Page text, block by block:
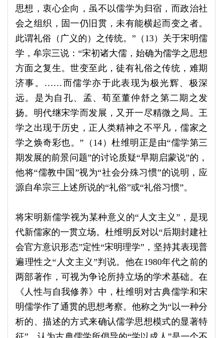
思想，衷心企向，虽不以儒学为归宿，而政治社
会之组织，固一仍旧贯，未有能横起而变之者。
此谓礼俗（广义的）之传统。”（13）关于宋明儒
学，牟宗三说：“宋初诸大儒，始确为儒学之思想
方面之复生。世变至此，徒有礼俗之传统，难期
济事。……而儒学亦于此表现为极光辉、极深
远。是为自孔、孟、荀至董仲舒之第二期之发
扬。明代继宋学而发展，又开一尽精微之局。王
学之出现于历史，正人类精神之不平凡，儒家之
学之焕奇彩也。”（14）杜维明正是由“儒学第三
期发展的前景问题”的讨论质疑“早期启蒙说”的，
他将“儒教中国”视为“社会分殊习惯”的说明，应
源自牟宗三上述所说的“礼俗”或“礼俗习惯”。
将宋明新儒学视为某种意义的“人文主义”，是现
代新儒家的一贯立场。杜维明反对以“后期封建社
会官方意识形态”定性“宋明理学”，坚持其表现普
遍理性之“人文主义”判说。他在1980年代之前的
两部著作，可视为争论所持立场的学术基础。在
《人性与自我修养》中，杜维明对古典儒学和宋
明儒学作了通贯的思想考察。他称之为“以一种分
析的、描述的方式来确认儒学思想模式的显著特